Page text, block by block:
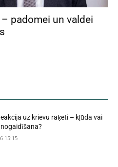
padomei un valdei
uz krievu raķeti – kļūda vai
15:15